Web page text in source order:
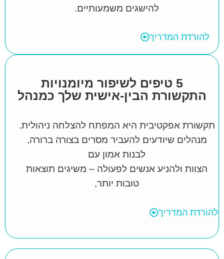
להישגים משמעותיים.
להורדת המדריך
5 טיפים לשיפור מיומנויות
התקשורת הבין-אישית שלך כמנהל
תקשורת אפקטיבית היא המפתח להצלחה ניהולית.
מנהלים שיודעים להעביר מסרים בצורה ברורה,
לבנות אמון עם
הצוות ולהניע אנשים לפעולה – משיגים תוצאות
טובות יותר,
להורדת המדריך